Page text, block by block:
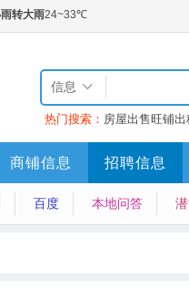
信息
热门搜索： 房屋出售旺铺出
商铺信息 招聘信息
百度 本地问答